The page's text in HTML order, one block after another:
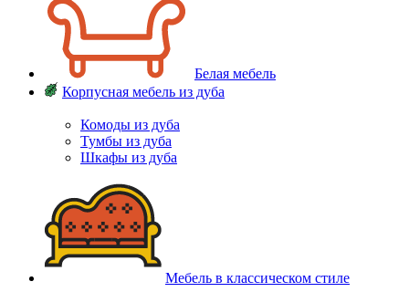
Белая мебель
Корпусная мебель из дуба
Комоды из дуба
Тумбы из дуба
Шкафы из дуба
Мебель в классическом стиле